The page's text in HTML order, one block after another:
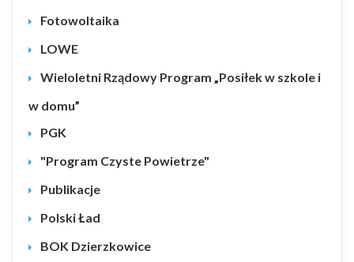
Fotowoltaika
LOWE
Wieloletni Rządowy Program „Posiłek w szkole i
w domu”
PGK
"Program Czyste Powietrze"
Publikacje
Polski Ład
BOK Dzierzkowice